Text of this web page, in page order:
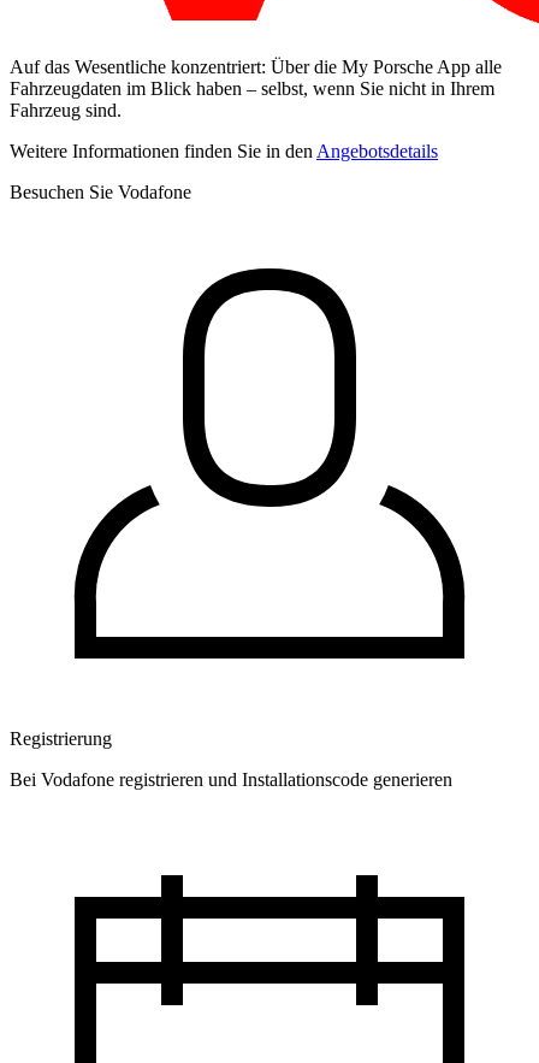
Auf das Wesentliche konzentriert: Über die My Porsche App alle
Fahrzeugdaten im Blick haben – selbst, wenn Sie nicht in Ihrem
Fahrzeug sind.
Weitere Informationen finden Sie in den Angebotsdetails
Besuchen Sie Vodafone
Registrierung
Bei Vodafone registrieren und Installationscode generieren